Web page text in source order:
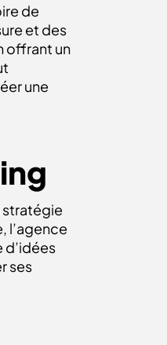
de
et des
offrant un
une
stratégie
l’agence
ses